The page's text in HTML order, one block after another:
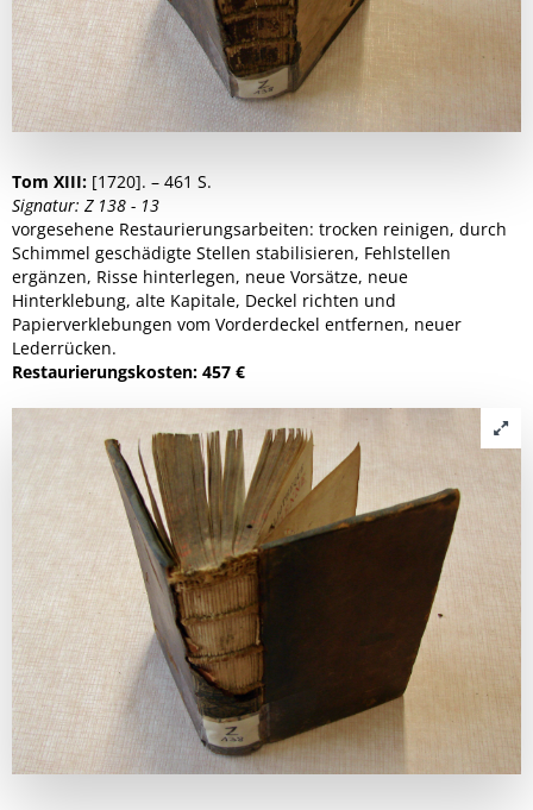
Tom XIII: [1720]. – 461 S.
Signatur: Z 138 - 13
vorgesehene Restaurierungsarbeiten: trocken reinigen, durch
Schimmel geschädigte Stellen stabilisieren, Fehlstellen
ergänzen, Risse hinterlegen, neue Vorsätze, neue
Hinterklebung, alte Kapitale, Deckel richten und
Papierverklebungen vom Vorderdeckel entfernen, neuer
Lederrücken.
Restaurierungskosten: 457 €